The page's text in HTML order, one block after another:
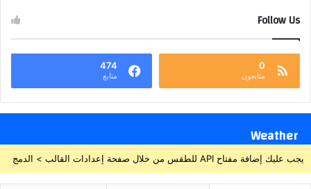
Follow Us
0
متابعون
474
متابع
Weather
يجب عليك إضافة مفتاح API للطقس من خلال صفحة إعدادات القالب > الدمج